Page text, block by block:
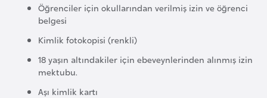
Öğrenciler için okullarından verilmiş izin ve öğrenci
belgesi
Kimlik fotokopisi (renkli)
18 yaşın altındakiler için ebeveynlerinden alınmış izin
mektubu.
Aşı kimlik kartı